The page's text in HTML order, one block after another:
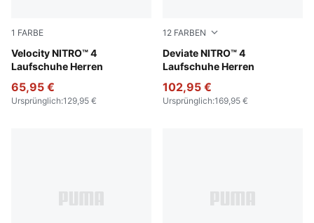
1 FARBE
Velocity NITRO™ 4
Laufschuhe Herren
PUMA Black-PUMA Silver
65,95 €
Ursprünglich:129,95 €
12 FARBEN
Deviate NITRO™ 4
Laufschuhe Herren
Vibrant Silver-Lux Lime
102,95 €
Ursprünglich:169,95 €